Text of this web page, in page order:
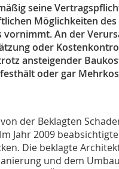
seine
Möglichkeiten
vornimmt. An der
oder
ansteigender
oder gar
der Beklagten
Jahr 2009
Die beklagte
und dem